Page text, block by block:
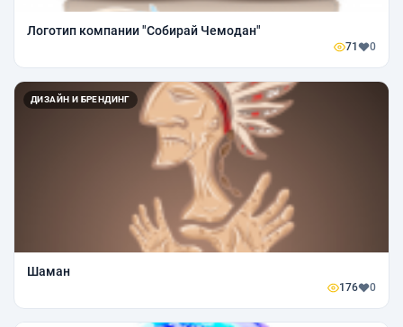
Логотип компании "Собирай Чемодан"
71 0
ДИЗАЙН И БРЕНДИНГ
Шаман
176 0